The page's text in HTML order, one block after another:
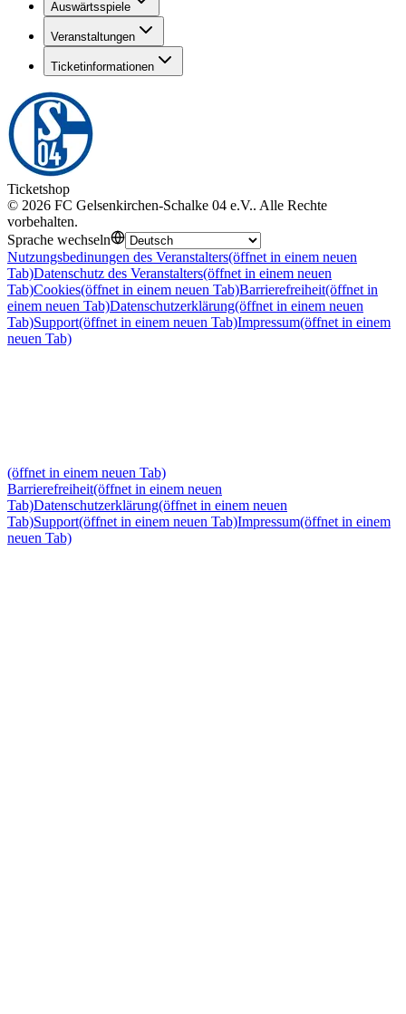
Auswärtsspiele
Veranstaltungen
Ticketinformationen
Ticketshop
© 2026 FC Gelsenkirchen-Schalke 04 e.V.. Alle Rechte
vorbehalten.
Sprache wechseln
Nutzungsbedinungen des Veranstalters(öffnet in einem neuen
Tab)Datenschutz des Veranstalters(öffnet in einem neuen
Tab)Cookies(öffnet in einem neuen Tab)Barrierefreiheit(öffnet in
einem neuen Tab)Datenschutzerklärung(öffnet in einem neuen
Tab)Support(öffnet in einem neuen Tab)Impressum(öffnet in einem
neuen Tab)
(öffnet in einem neuen Tab)
Barrierefreiheit(öffnet in einem neuen
Tab)Datenschutzerklärung(öffnet in einem neuen
Tab)Support(öffnet in einem neuen Tab)Impressum(öffnet in einem
neuen Tab)